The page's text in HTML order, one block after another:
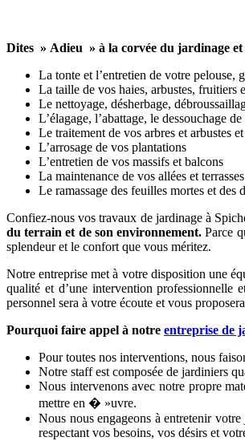
Dites » Adieu » à la corvée du jardinage
La tonte et l’entretien de votre pelouse,
La taille de vos haies, arbustes, fruitiers
Le nettoyage, désherbage,
L’élagage, l’abattage, le dessouchage
Le traitement de vos arbres et arbustes
L’arrosage de vos plantations
L’entretien de vos massifs et balcons
La maintenance de vos allées et terrasses
Le ramassage des feuilles mortes et des
Confiez-nous vos travaux de jardinage à
du terrain et de son environnement. Parce
splendeur et le confort que vous méritez.
Notre entreprise met à votre disposition une
qualité et d’une intervention professionnelle
personnel sera à votre écoute et vous
Pourquoi faire appel à notre entreprise de
Pour toutes nos interventions, nous
Notre staff est composée de jardiniers
Nous intervenons avec notre propre
mettre en � »uvre.
Nous nous engageons à entretenir
respectant vos besoins, vos désirs et